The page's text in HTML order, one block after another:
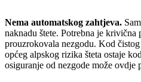
Nema automatskog zahtjeva.
naknadu štete. Potrebna je krivična
prouzrokovala nezgodu. Kod
općeg alpskog rizika šteta ostaje
osiguranje od nezgode može